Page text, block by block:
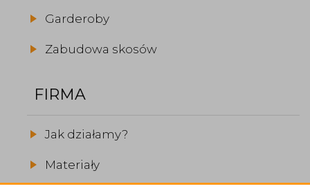
Garderoby
Zabudowa skosów
FIRMA
Jak działamy?
Materiały